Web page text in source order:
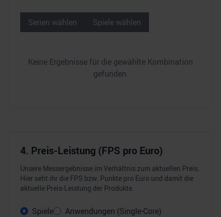
Serien wählen Spiele wählen
Keine Ergebnisse für die gewählte Kombination
gefunden.
4. Preis-Leistung (FPS pro Euro)
Unsere Messergebnisse im Verhältnis zum aktuellen Preis.
Hier seht ihr die FPS bzw. Punkte pro Euro und damit die
aktuelle Preis-Leistung der Produkte.
Spiele
Anwendungen (Single-Core)